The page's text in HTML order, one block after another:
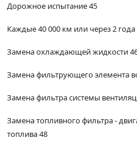
Дорожное испытание 45
Каждые 40 000 км или через 2 года
Замена охлаждающей жидкости
Замена фильтрующего элемента
Замена фильтра системы
Замена топливного фильтра -
топлива 48